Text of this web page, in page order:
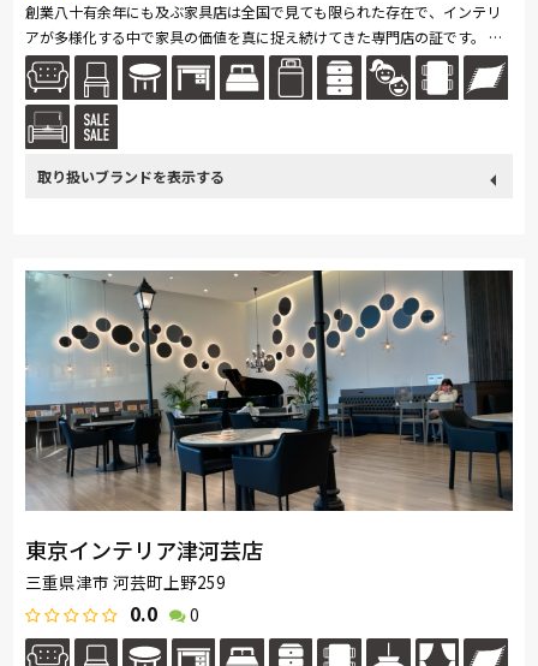
創業八十有余年にも及ぶ家具店は全国で見ても限られた存在で、インテリ
アが多様化する中で家具の価値を真に捉え続けてきた専門店の証です。 推
奨する国産、海外ブランド家具の優れた点は何か、その素材や耐久性、使...
続きを読む
冨士ファニチア ナガノインテリア 綾野製作所
ドリームベッド Stressless HTLワタリジャパン
MASTERWAL コイズミ マルニ木工
Calligaris PARAMOUNT BED 高野木工 シラカワ
MARUICHI 杉工場
東京インテリア津河芸店
三重県津市 河芸町上野259
0.0 0